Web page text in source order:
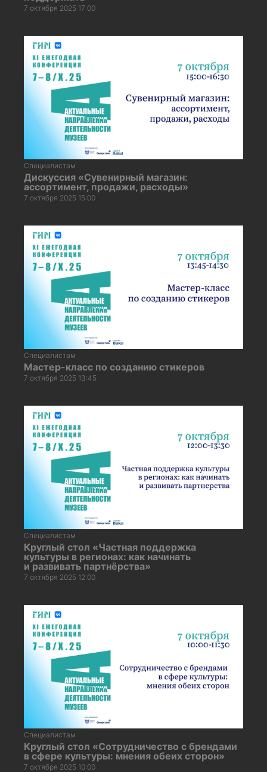
7 октября 2025 17:00
Специалистам
Дискуссия «Сувенирный магазин:
ассортимент, продажи, расходы»
7 октября 2025 15:00
Специалистам
Мастер-класс по созданию стикеров
7 октября 2025 13:45
Специалистам
Круглый стол «Частная поддержка
культуры в регионах: как начинать
и развивать партнёрства»
7 октября 2025 12:00
Специалистам
Круглый стол «Сотрудничество с брендами
в сфере культуры: мнения обеих сторон»
7 октября 2025 10:00